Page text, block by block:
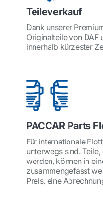
Teileverkauf
Dank unserer
Originalteile von DAF
innerhalb kürzester
PACCAR Parts
Für internationale
unterwegs sind.
werden, können in
zusammengefasst
Preis, eine